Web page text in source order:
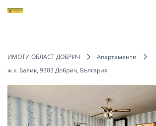
съдържанието
ИМОТИ ОБЛАСТ ДОБРИЧ
Апартаменти
ж.к. Балик, 9303 Добрич, България